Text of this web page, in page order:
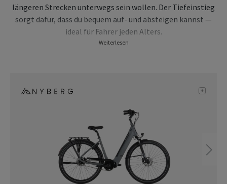
längeren Strecken unterwegs sein wollen. Der Tiefeinstieg
sorgt dafür, dass du bequem auf- und absteigen kannst —
ideal für Fahrer jeden Alters.
Weiterlesen